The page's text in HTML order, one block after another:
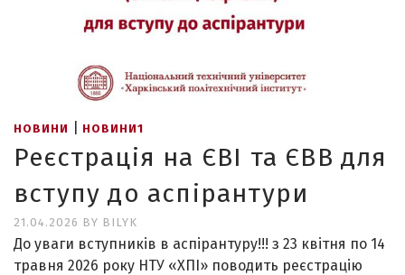
НОВИНИ НОВИНИ1
Реєстрація на ЄВІ та ЄВВ для
вступу до аспірантури
21.04.2026 BY BILYK
До уваги вступників в аспірантуру!!! з 23 квітня по 14
травня 2026 року НТУ «ХПІ» поводить реєстрацію